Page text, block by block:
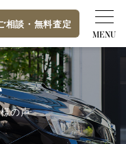
相談 ・ 無料査定
の声